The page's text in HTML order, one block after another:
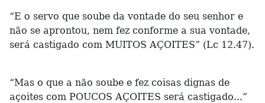
“E o servo que soube da vontade do seu senhor e
não se aprontou, nem fez conforme a sua vontade,
será castigado com MUITOS AÇOITES” (Lc 12.47).
“Mas o que a não soube e fez coisas dignas de
açoites com POUCOS AÇOITES será castigado...”